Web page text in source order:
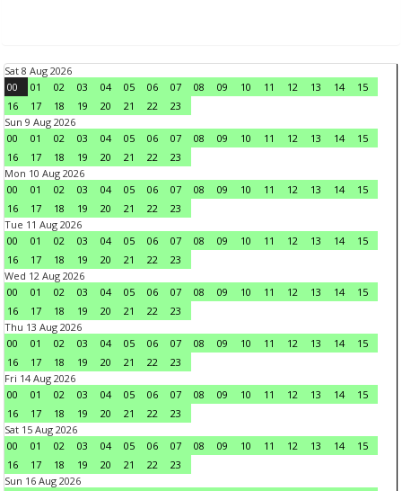
Sat 8 Aug 2026
00
01 02 03 04 05 06 07 08 09 10 11 12 13 14
15
16
17 18 19 20 21 22
23
Sun 9 Aug 2026
00
01 02 03 04 05 06 07 08 09 10 11 12 13 14
15
16
17 18 19 20 21 22
23
Mon 10 Aug 2026
00
01 02 03 04 05 06 07 08 09 10 11 12 13 14
15
16
17 18 19 20 21 22
23
Tue 11 Aug 2026
00
01 02 03 04 05 06 07 08 09 10 11 12 13 14
15
16
17 18 19 20 21 22
23
Wed 12 Aug 2026
00
01 02 03 04 05 06 07 08 09 10 11 12 13 14
15
16
17 18 19 20 21 22
23
Thu 13 Aug 2026
00
01 02 03 04 05 06 07 08 09 10 11 12 13 14
15
16
17 18 19 20 21 22
23
Fri 14 Aug 2026
00
01 02 03 04 05 06 07 08 09 10 11 12 13 14
15
16
17 18 19 20 21 22
23
Sat 15 Aug 2026
00
01 02 03 04 05 06 07 08 09 10 11 12 13 14
15
16
17 18 19 20 21 22
23
Sun 16 Aug 2026